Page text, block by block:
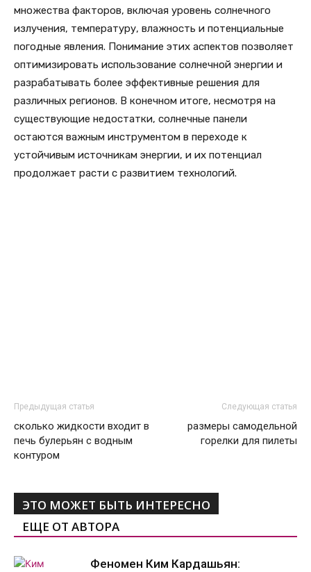
множества факторов, включая уровень солнечного
излучения, температуру, влажность и потенциальные
погодные явления. Понимание этих аспектов позволяет
оптимизировать использование солнечной энергии и
разрабатывать более эффективные решения для
различных регионов. В конечном итоге, несмотря на
существующие недостатки, солнечные панели
остаются важным инструментом в переходе к
устойчивым источникам энергии, и их потенциал
продолжает расти с развитием технологий.
Предыдущая статья
сколько жидкости входит в
печь булерьян с водным
контуром
Следующая статья
размеры самодельной
горелки для пилеты
ЭТО МОЖЕТ БЫТЬ ИНТЕРЕСНО
ЕЩЕ ОТ АВТОРА
Феномен Ким Кардашьян: